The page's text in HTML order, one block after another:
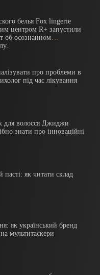
белья Fox lingerie
центром R+ запустили
об осознанном
про проблеми в
під час лікування
для волосся Джиджи
знати про інноваційні
як читати склад
як український бренд
мультитаскери